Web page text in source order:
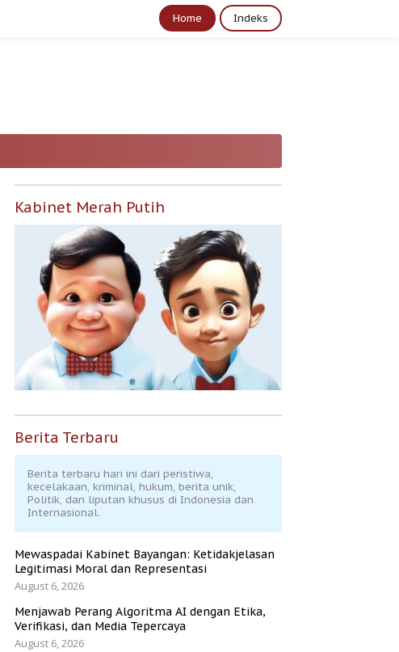
Home Indeks
Kabinet Merah Putih
Berita Terbaru
Berita terbaru hari ini dari peristiwa,
kecelakaan, kriminal, hukum, berita unik,
Politik, dan liputan khusus di Indonesia dan
Internasional.
Mewaspadai Kabinet Bayangan: Ketidakjelasan
Legitimasi Moral dan Representasi
August 6, 2026
Menjawab Perang Algoritma AI dengan Etika,
Verifikasi, dan Media Tepercaya
August 6, 2026